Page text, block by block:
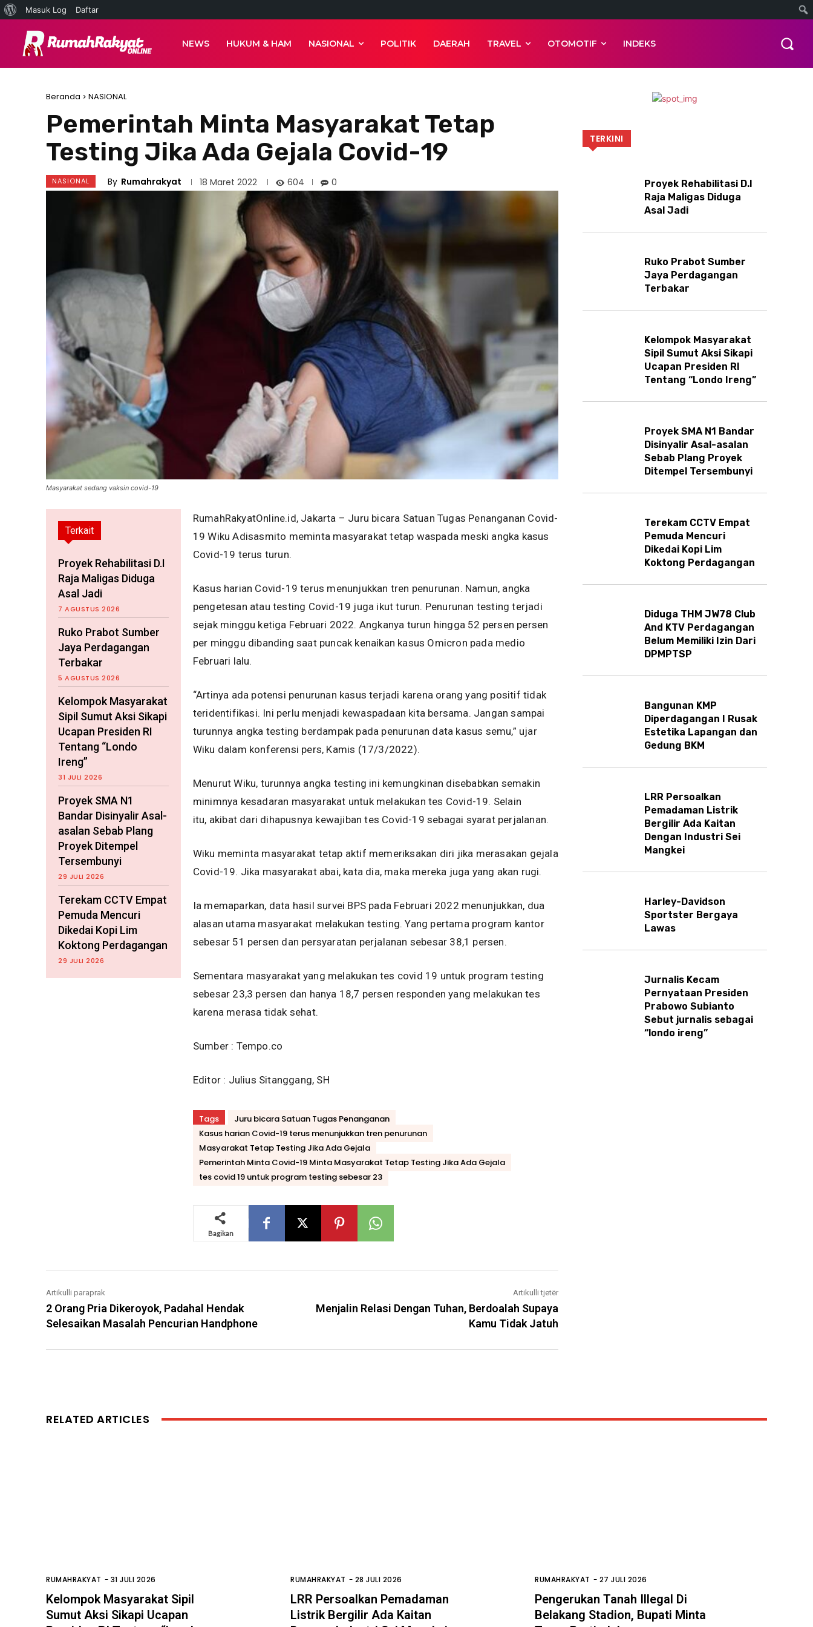
NEWS HUKUM & HAM NASIONAL POLITIK DAERAH TRAVEL OTOMOTIF INDEKS
Beranda NASIONAL
Pemerintah Minta Masyarakat Tetap
Testing Jika Ada Gejala Covid-19
NASIONAL By Rumahrakyat 18 Maret 2022 604 0
Masyarakat sedang vaksin covid-19
Terkait
Proyek Rehabilitasi D.I
Raja Maligas Diduga
Asal Jadi
7 AGUSTUS 2026
Ruko Prabot Sumber
Jaya Perdagangan
Terbakar
5 AGUSTUS 2026
Kelompok Masyarakat
Sipil Sumut Aksi Sikapi
Ucapan Presiden RI
Tentang “Londo
Ireng”
31 JULI 2026
Proyek SMA N1
Bandar Disinyalir Asal-
asalan Sebab Plang
Proyek Ditempel
Tersembunyi
29 JULI 2026
Terekam CCTV Empat
Pemuda Mencuri
Dikedai Kopi Lim
Koktong Perdagangan
29 JULI 2026
RumahRakyatOnline.id, Jakarta – Juru bicara Satuan Tugas Penanganan Covid-
19 Wiku Adisasmito meminta masyarakat tetap waspada meski angka kasus
Covid-19 terus turun.
Kasus harian Covid-19 terus menunjukkan tren penurunan. Namun, angka
pengetesan atau testing Covid-19 juga ikut turun. Penurunan testing terjadi
sejak minggu ketiga Februari 2022. Angkanya turun hingga 52 persen persen
per minggu dibanding saat puncak kenaikan kasus Omicron pada medio
Februari lalu.
“Artinya ada potensi penurunan kasus terjadi karena orang yang positif tidak
teridentifikasi. Ini perlu menjadi kewaspadaan kita bersama. Jangan sampai
turunnya angka testing berdampak pada penurunan data kasus semu,” ujar
Wiku dalam konferensi pers, Kamis (17/3/2022).
Menurut Wiku, turunnya angka testing ini kemungkinan disebabkan semakin
minimnya kesadaran masyarakat untuk melakukan tes Covid-19. Selain
itu, akibat dari dihapusnya kewajiban tes Covid-19 sebagai syarat perjalanan.
Wiku meminta masyarakat tetap aktif memeriksakan diri jika merasakan gejala
Covid-19. Jika masyarakat abai, kata dia, maka mereka juga yang akan rugi.
Ia memaparkan, data hasil survei BPS pada Februari 2022 menunjukkan, dua
alasan utama masyarakat melakukan testing. Yang pertama program kantor
sebesar 51 persen dan persyaratan perjalanan sebesar 38,1 persen.
Sementara masyarakat yang melakukan tes covid 19 untuk program testing
sebesar 23,3 persen dan hanya 18,7 persen responden yang melakukan tes
karena merasa tidak sehat.
Sumber : Tempo.co
Editor : Julius Sitanggang, SH
Tags
Juru bicara Satuan Tugas Penanganan
Kasus harian Covid-19 terus menunjukkan tren penurunan
Masyarakat Tetap Testing Jika Ada Gejala
Pemerintah Minta Covid-19 Minta Masyarakat Tetap Testing Jika Ada Gejala
tes covid 19 untuk program testing sebesar 23
Bagikan
Artikulli paraprak
2 Orang Pria Dikeroyok, Padahal Hendak
Selesaikan Masalah Pencurian Handphone
Artikulli tjetër
Menjalin Relasi Dengan Tuhan, Berdoalah Supaya
Kamu Tidak Jatuh
TERKINI
Proyek Rehabilitasi D.I
Raja Maligas Diduga
Asal Jadi
Ruko Prabot Sumber
Jaya Perdagangan
Terbakar
Kelompok Masyarakat
Sipil Sumut Aksi Sikapi
Ucapan Presiden RI
Tentang “Londo Ireng”
Proyek SMA N1 Bandar
Disinyalir Asal-asalan
Sebab Plang Proyek
Ditempel Tersembunyi
Terekam CCTV Empat
Pemuda Mencuri
Dikedai Kopi Lim
Koktong Perdagangan
Diduga THM JW78 Club
And KTV Perdagangan
Belum Memiliki Izin Dari
DPMPTSP
Bangunan KMP
Diperdagangan I Rusak
Estetika Lapangan dan
Gedung BKM
LRR Persoalkan
Pemadaman Listrik
Bergilir Ada Kaitan
Dengan Industri Sei
Mangkei
Harley-Davidson
Sportster Bergaya
Lawas
Jurnalis Kecam
Pernyataan Presiden
Prabowo Subianto
Sebut jurnalis sebagai
“londo ireng”
RELATED ARTICLES
RUMAHRAKYAT - 31 JULI 2026
Kelompok Masyarakat Sipil
Sumut Aksi Sikapi Ucapan
RUMAHRAKYAT - 28 JULI 2026
LRR Persoalkan Pemadaman
Listrik Bergilir Ada Kaitan
RUMAHRAKYAT - 27 JULI 2026
Pengerukan Tanah Illegal Di
Belakang Stadion, Bupati Minta
Tentang
WordPress
Masuk Log Daftar